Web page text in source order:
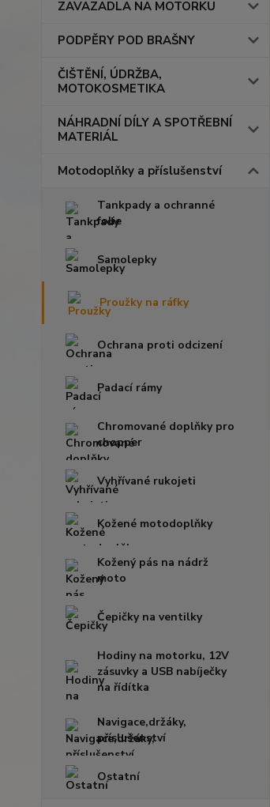
ZAVAZADLA NA MOTORKU
PODPĚRY POD BRAŠNY
ČIŠTĚNÍ, ÚDRŽBA,
MOTOKOSMETIKA
NÁHRADNÍ DÍLY A SPOTŘEBNÍ
MATERIÁL
Motodoplňky a příslušenství
Tankpady a ochranné
folie
Samolepky
Proužky na ráfky
Ochrana proti odcizení
Padací rámy
Chromované doplňky pro
chopper
Vyhřívané rukojeti
Kožené motodoplňky
Kožený pás na nádrž
moto
Čepičky na ventilky
Hodiny na motorku, 12V
zásuvky a USB nabíječky
na řídítka
Navigace,držáky,
příslušenství
Ostatní